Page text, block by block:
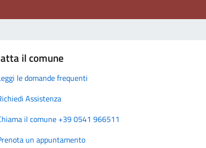
il comune
le domande frequenti
Assistenza
il comune +39 0541 966511
un appuntamento